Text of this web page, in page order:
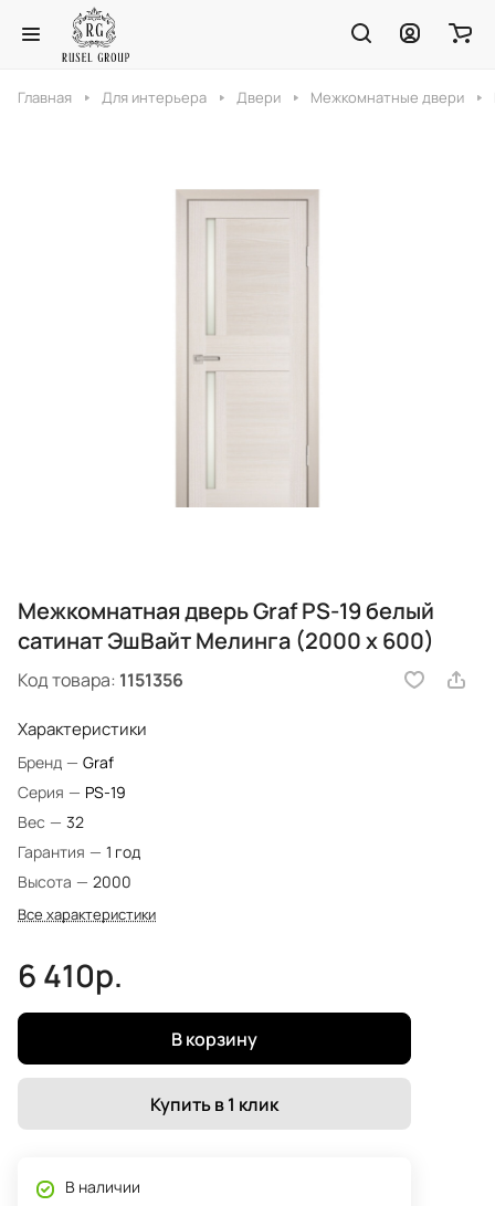
Главная Для интерьера Двери Межкомнатные двери
Межкомнатная дверь Graf PS-19 белый
сатинат ЭшВайт Мелинга (2000 х 600)
Код товара: 1151356
Характеристики
Бренд — Graf
Серия — PS-19
Вес — 32
Гарантия — 1 год
Высота — 2000
Все характеристики
6 410р.
В корзину
Купить в 1 клик
В наличии